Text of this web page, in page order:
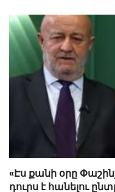
«Էս քանի օրը
դուրս է հանելու